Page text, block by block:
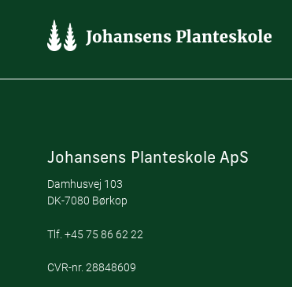
Johansens Planteskole ApS
Damhusvej 103
DK-7080 Børkop
Tlf. +45 75 86 62 22
CVR-nr. 28848609